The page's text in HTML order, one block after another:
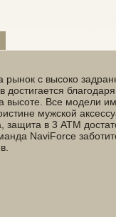
с высоко
достигается
высоте. Все модели
мужской
в 3 ATM
NaviForce